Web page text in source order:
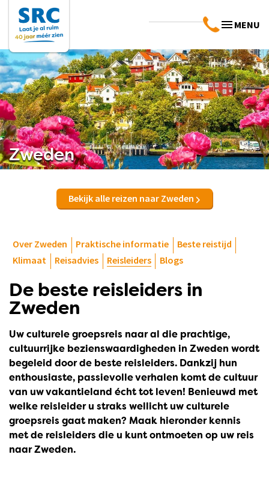
MENU
Zweden
Bekijk alle reizen naar Zweden
Over Zweden Praktische informatie
Beste reistijd
Klimaat
Reisadvies Reisleiders Blogs
De beste reisleiders in
Zweden
Uw culturele groepsreis naar al die prachtige,
cultuurrijke bezienswaardigheden in Zweden wordt
begeleid door de beste reisleiders. Dankzij hun
enthousiaste, passievolle verhalen komt de cultuur
van uw vakantieland écht tot leven! Benieuwd met
welke reisleider u straks wellicht uw culturele
groepsreis gaat maken? Maak hieronder kennis
met de reisleiders die u kunt ontmoeten op uw reis
naar Zweden.